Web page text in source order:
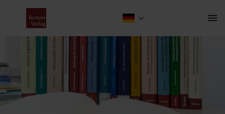
Kontakt
Fachbereiche